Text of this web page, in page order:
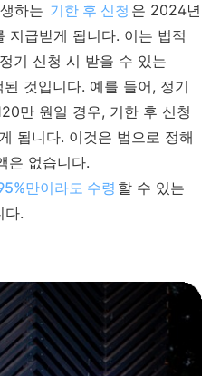
하는 기한 후 신청 은 2024년
지급받게 됩니다. 이는 법적
기 신청 시 받을 수 있는
것입니다. 예를 들어, 정기
만 원일 경우, 기한 후 신청
됩니다. 이것은 법으로 정해
은 없습니다.
만이라도 수령 할 수 있는
다.